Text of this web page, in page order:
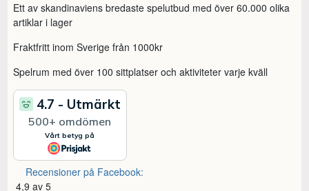
Ett av skandinaviens bredaste spelutbud med över 60.000 olika
artiklar i lager
Fraktfritt inom Sverige från 1000kr
Spelrum med över 100 sittplatser och aktiviteter varje kväll
Recensioner på Facebook:
4,9 av 5